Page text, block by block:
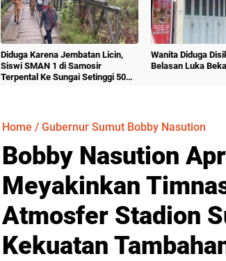
Diduga Karena Jembatan Licin,
Siswi SMAN 1 di Samosir
Terpental Ke Sungai Setinggi 50
Wanita Diduga
Belasan Luka
Home / Gubernur Sumut Bobby Nasution
Bobby Nasution
Meyakinkan
Atmosfer Stadion
Kekuatan